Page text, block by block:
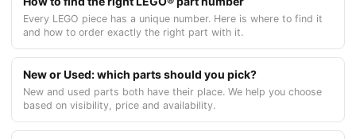
Every LEGO piece has a unique number. Here is where to find it
and how to order exactly the right part with it.
New or Used: which parts should you pick?
New and used parts both have their place. We help you choose
based on visibility, price and availability.